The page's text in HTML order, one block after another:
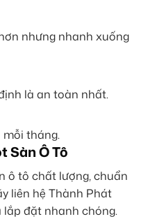
nhưng nhanh xuống
là an toàn nhất.
mỗi tháng.
Sàn Ô Tô
ô tô chất lượng, chuẩn
liên hệ Thành Phát
đặt nhanh chóng.